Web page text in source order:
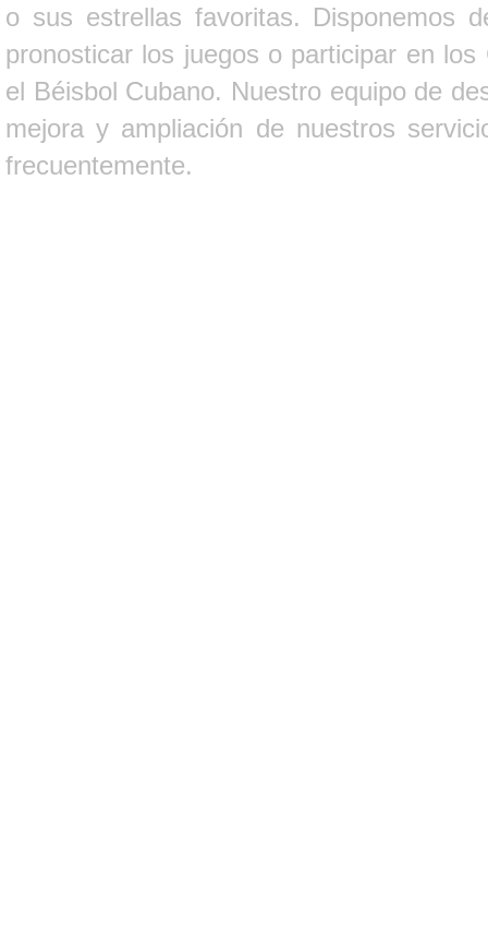
o sus estrellas favoritas. Disponemos
pronosticar los juegos o participar en
el Béisbol Cubano. Nuestro equipo de
mejora y ampliación de nuestros
frecuentemente.